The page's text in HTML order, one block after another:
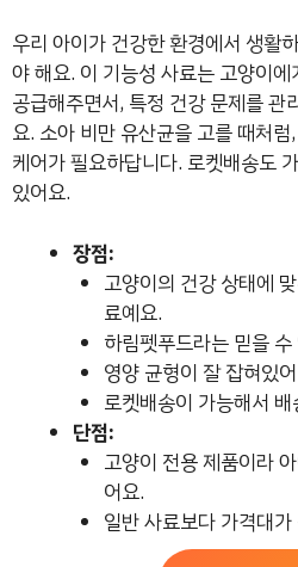
우리 아이가 건강한 환경에서 생활
야 해요. 이 기능성 사료는 고양이
공급해주면서, 특정 건강 문제를 관
요. 소아 비만 유산균을 고를 때처
케어가 필요하답니다. 로켓배송도
있어요.
장점:
고양이의 건강 상태에
료예요.
하림펫푸드라는 믿을
영양 균형이 잘 잡혀있
로켓배송이 가능해서
단점:
고양이 전용 제품이라
어요.
일반 사료보다 가격대